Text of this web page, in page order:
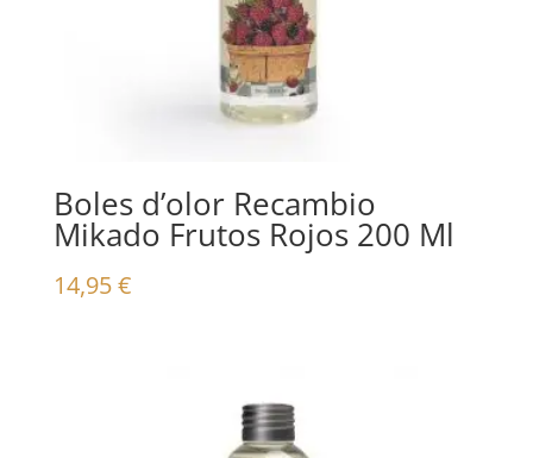
Boles d’olor Recambio
Mikado Frutos Rojos 200 Ml
14,95€